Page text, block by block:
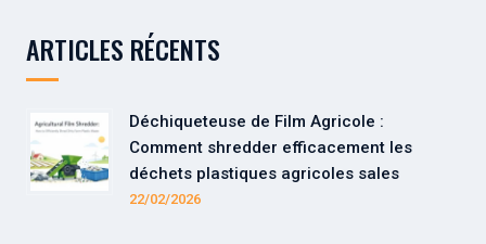
ARTICLES RÉCENTS
Déchiqueteuse de Film Agricole :
Comment shredder efficacement les
déchets plastiques agricoles sales
22/02/2026